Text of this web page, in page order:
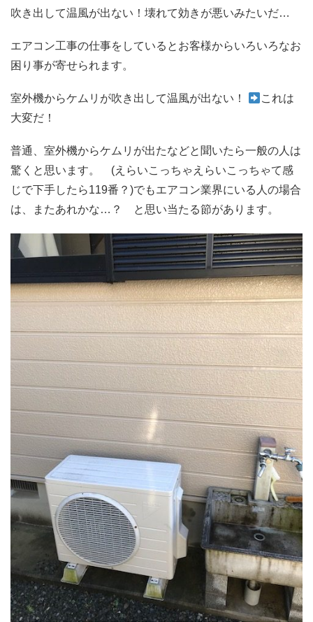
吹き出して温風が出ない！壊れて効きが悪いみたいだ…
エアコン工事の仕事をしているとお客様からいろいろなお
困り事が寄せられます。
室外機からケムリが吹き出して温風が出ない！
これは
大変だ！
普通、室外機からケムリが出たなどと聞いたら一般の人は
驚くと思います。 (えらいこっちゃえらいこっちゃて感
じで下手したら119番？)でもエアコン業界にいる人の場合
は、またあれかな…？ と思い当たる節があります。